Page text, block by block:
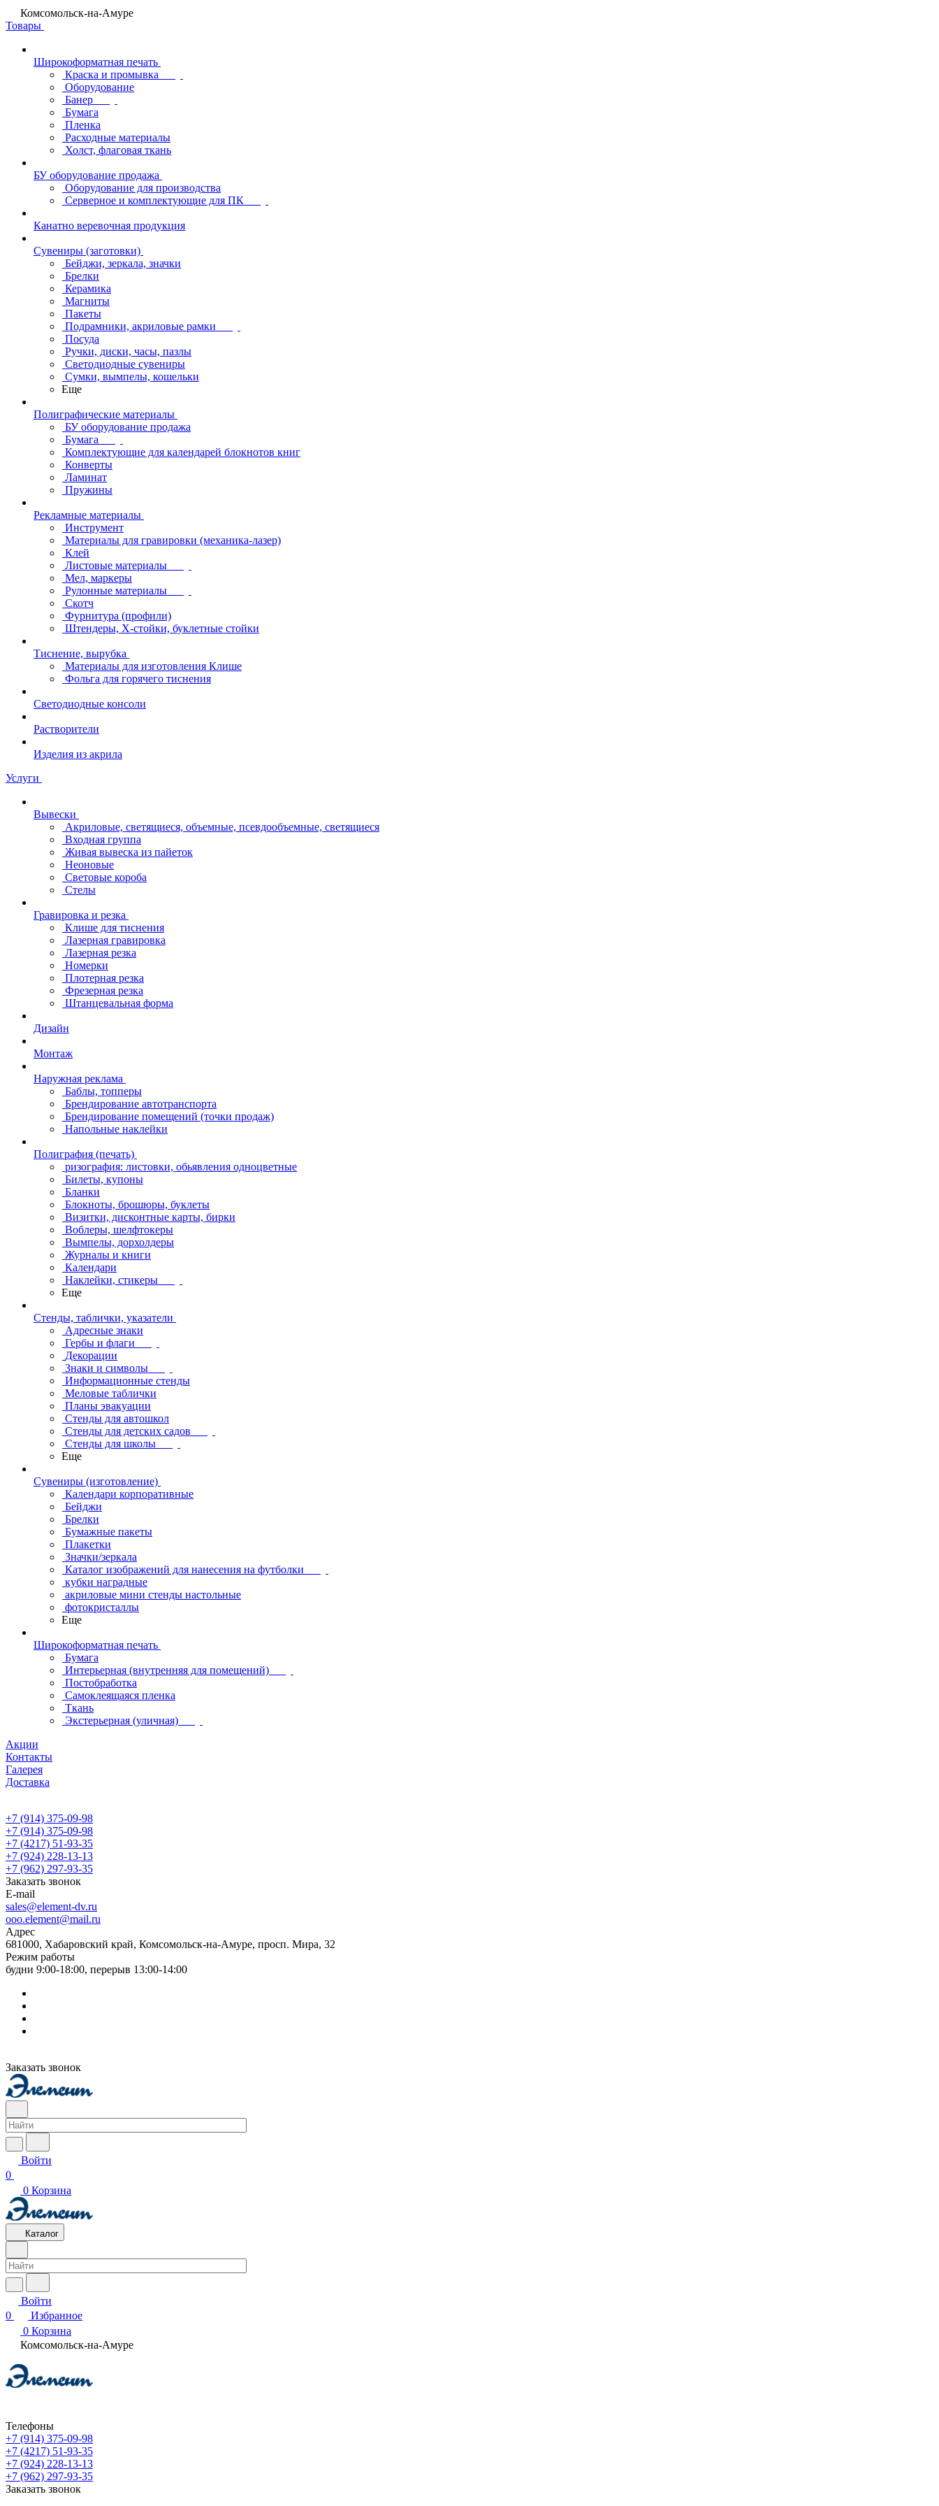
Комсомольск-на-Амуре
Товары
Широкоформатная печать
Краска и промывка
Оборудование
Банер
Бумага
Пленка
Расходные материалы
Холст, флаговая ткань
БУ оборудование продажа
Оборудование для производства
Серверное и комплектующие для ПК
Канатно веревочная продукция
Сувениры (заготовки)
Бейджи, зеркала, значки
Брелки
Керамика
Магниты
Пакеты
Подрамники, акриловые рамки
Посуда
Ручки, диски, часы, пазлы
Светодиодные сувениры
Сумки, вымпелы, кошельки
Еще
Полиграфические материалы
БУ оборудование продажа
Бумага
Комплектующие для календарей блокнотов книг
Конверты
Ламинат
Пружины
Рекламные материалы
Инструмент
Материалы для гравировки (механика-лазер)
Клей
Листовые материалы
Мел, маркеры
Рулонные материалы
Скотч
Фурнитура (профили)
Штендеры, Х-стойки, буклетные стойки
Тиснение, вырубка
Материалы для изготовления Клише
Фольга для горячего тиснения
Светодиодные консоли
Растворители
Изделия из акрила
Услуги
Вывески
Акриловые, светящиеся, объемные, псевдообъемные, светящиеся
Входная группа
Живая вывеска из пайеток
Неоновые
Световые короба
Стелы
Гравировка и резка
Клише для тиснения
Лазерная гравировка
Лазерная резка
Номерки
Плотерная резка
Фрезерная резка
Штанцевальная форма
Дизайн
Монтаж
Наружная реклама
Баблы, топперы
Брендирование автотранспорта
Брендирование помещений (точки продаж)
Напольные наклейки
Полиграфия (печать)
ризография: листовки, обьявления одноцветные
Билеты, купоны
Бланки
Блокноты, брошюры, буклеты
Визитки, дисконтные карты, бирки
Воблеры, шелфтокеры
Вымпелы, дорхолдеры
Журналы и книги
Календари
Наклейки, стикеры
Еще
Стенды, таблички, указатели
Адресные знаки
Гербы и флаги
Декорации
Знаки и символы
Информационные стенды
Меловые таблички
Планы эвакуации
Стенды для автошкол
Стенды для детских садов
Стенды для школы
Еще
Сувениры (изготовление)
Календари корпоративные
Бейджи
Брелки
Бумажные пакеты
Плакетки
Значки/зеркала
Каталог изображений для нанесения на футболки
кубки наградные
акриловые мини стенды настольные
фотокристаллы
Еще
Широкоформатная печать
Бумага
Интерьерная (внутренняя для помещений)
Постобработка
Самоклеящаяся пленка
Ткань
Экстерьерная (уличная)
Акции
Контакты
Галерея
Доставка
+7 (914) 375-09-98
+7 (914) 375-09-98
+7 (4217) 51-93-35
+7 (924) 228-13-13
+7 (962) 297-93-35
Заказать звонок
E-mail
sales@element-dv.ru
ooo.element@mail.ru
Адрес
681000, Хабаровский край, Комсомольск-на-Амуре, просп. Мира, 32
Режим работы
будни 9:00-18:00, перерыв 13:00-14:00
Заказать звонок
Войти
0
0 Корзина
Каталог
Войти
0
Избранное
0 Корзина
Комсомольск-на-Амуре
Телефоны
+7 (914) 375-09-98
+7 (4217) 51-93-35
+7 (924) 228-13-13
+7 (962) 297-93-35
Заказать звонок